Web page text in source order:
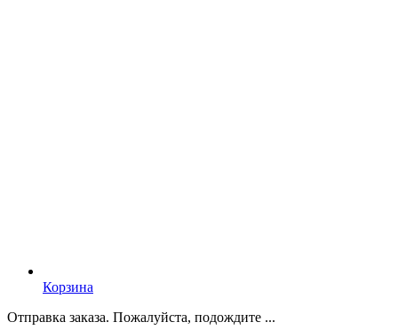
Корзина
Отправка заказа. Пожалуйста, подождите ...